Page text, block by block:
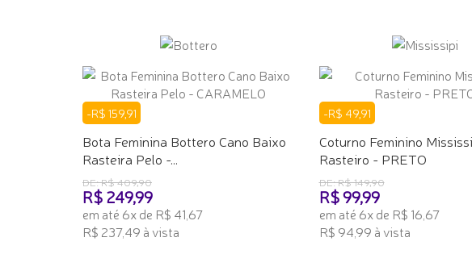
-R$ 159,91
Bota Feminina Bottero Cano Baixo
Rasteira Pelo -...
DE: R$ 409,90
R$ 249,99
em até 6x de R$ 41,67
R$ 237,49 à vista
-R$ 49,91
Coturno Feminino
Rasteiro - PRETO
DE: R$ 149,90
R$ 99,99
em até 6x de R$ 16,67
R$ 94,99 à vista